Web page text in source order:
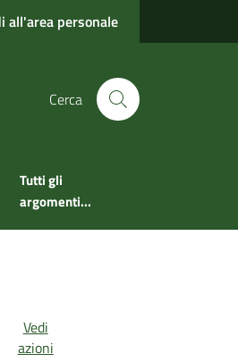
all'area personale
Cerca
Tutti gli
argomenti...
Vedi
azioni